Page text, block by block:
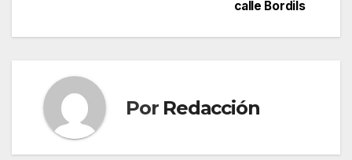
o
o
k
p m
ar
tir
entradas
calle Bordils
Por Redacción